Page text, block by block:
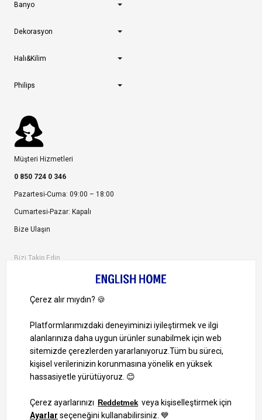
Banyo
Dekorasyon
Halı&Kilim
Philips
Müşteri Hizmetleri
0 850 724 0 346
Pazartesi-Cuma: 09:00 – 18:00
Cumartesi-Pazar: Kapalı
Bize Ulaşın
Bizi Takip Edin
1000 TL ve Üzeri Alışverişlerinizde Kargo Bedava!